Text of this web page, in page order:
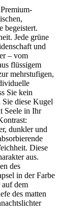
begeistert.
Jede grüne
und
– vom
flüssigem
mehrstufigen,
Sie kein
diese Kugel
Seele in Ihr
dunkler und
Diese
aus.
des
in der Farbe
dem
des matten